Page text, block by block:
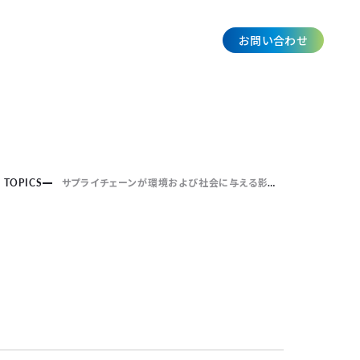
お問い合わせ
TOPICS サプライチェーンが環境および社会に与える影響について解説記事を公開しました。